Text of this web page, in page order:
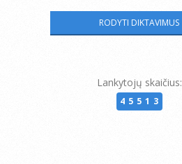
Lankytojų skaičius:
45513